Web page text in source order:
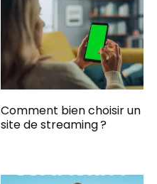
Comment bien choisir un
site de streaming ?